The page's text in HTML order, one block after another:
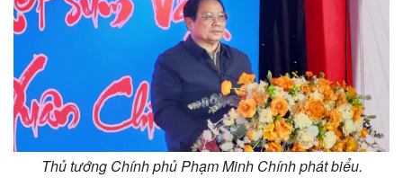
Kinh tế
Bất động sản
Thị trường
Giá vàng
Thủ tướng Chính phủ Phạm Minh Chính phát biểu.